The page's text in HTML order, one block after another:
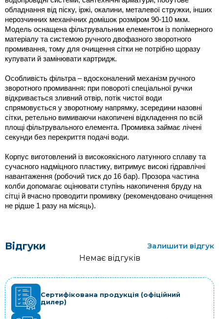
обладнання від піску, іржі, окалини, металевої стружки, інших
нерозчинних механічних домішок розміром 90-110 мкм.
Модель оснащена фільтрувальним елементом із полімерного
матеріалу та системою ручного двофазного зворотного
промивання, тому для очищення сітки не потрібно щоразу
купувати й замінювати картридж.
Особливість фільтра – вдосконалений механізм ручного
зворотного промивання: при повороті спеціальної ручки
відкривається зливний отвір, потік чистої води
спрямовується у зворотному напрямку, зсередини назовні
сітки, ретельно вимиваючи накопичені відкладення по всій
площі фільтрувального елемента. Промивка займає лічені
секунди без перекриття подачі води.
Корпус виготовлений із високоякісного латунного сплаву та
сучасного надміцного пластику, витримує високі гідравлічні
навантаження (робочий тиск до 16 бар). Прозора частина
колби допомагає оцінювати ступінь накопичення бруду на
сітці й вчасно проводити промивку (рекомендовано очищення
не рідше 1 разу на місяць).
Відгуки
Залишити відгук
Немає відгуків
Сертифікована продукція (офіційний
дилер)